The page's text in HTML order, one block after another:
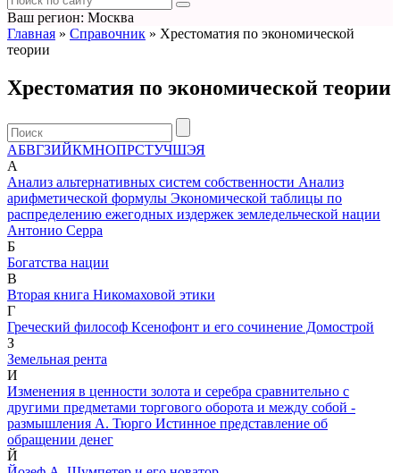
Ваш регион: Москва
Главная » Справочник » Хрестоматия по экономической
теории
Хрестоматия по экономической теории
АБВГЗИЙКМНОПРСТУЧШЭЯ
А
Анализ альтернативных систем собственности Анализ
арифметической формулы Экономической таблицы по
распределению ежегодных издержек земледельческой нации
Антонио Серра
Б
Богатства нации
В
Вторая книга Никомаховой этики
Г
Греческий философ Ксенофонт и его сочинение Домострой
З
Земельная рента
И
Изменения в ценности золота и серебра сравнительно с
другими предметами торгового оборота и между собой -
размышления А. Тюрго Истинное представление об
обращении денег
Й